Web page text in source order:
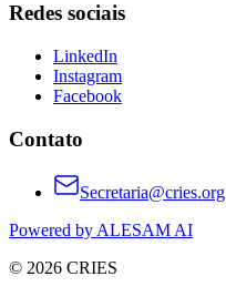
Redes sociais
LinkedIn
Instagram
Facebook
Contato
Secretaria@cries.org
Powered by ALESAM AI
© 2026 CRIES